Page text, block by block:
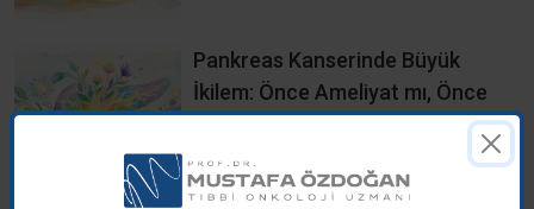
Pankreas Kanserinde Büyük
İkilem: Önce Ameliyat mı, Önce
Kemoterapi mi?